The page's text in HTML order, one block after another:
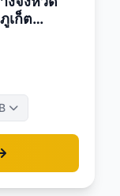
เก็ต